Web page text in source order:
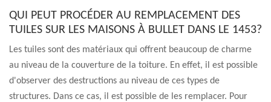
QUI PEUT PROCÉDER AU REMPLACEMENT DES
TUILES SUR LES MAISONS À BULLET DANS LE 1453?
Les tuiles sont des matériaux qui offrent beaucoup de charme
au niveau de la couverture de la toiture. En effet, il est possible
d'observer des destructions au niveau de ces types de
structures. Dans ce cas, il est possible de les remplacer. Pour